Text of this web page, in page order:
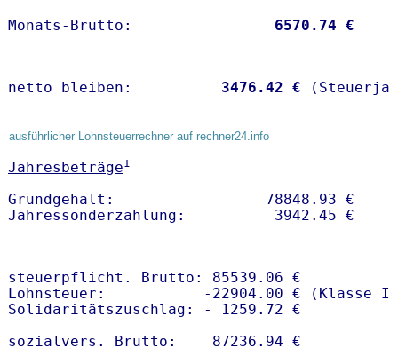
Monats-Brutto: 6570.74 €
netto bleiben: 3476.42 €
ausführlicher Lohnsteuerrechner auf rechner24.info
Jahresbeträge1
Grundgehalt:                 78848.93 €
steuerpflicht. Brutto: 85539.06 €
Lohnsteuer:           -22904.00 € (Klasse I)
Solidaritätszuschlag: - 1259.72 €
sozialvers. Brutto:    87236.94 €